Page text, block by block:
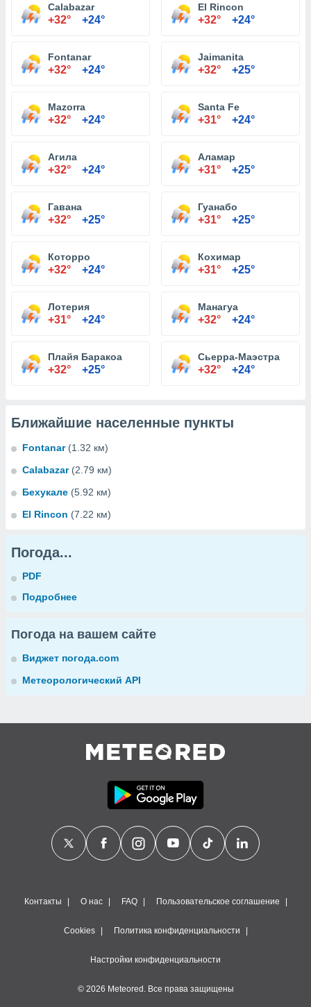
Calabazar
+32° +24°
El Rincon
+32° +24°
Fontanar
+32° +24°
Jaimanita
+32° +25°
Mazorra
+32° +24°
Santa Fe
+31° +24°
Агила
+32° +24°
Аламар
+31° +25°
Гавана
+32° +25°
Гуанабо
+31° +25°
Которро
+32° +24°
Кохимар
+31° +25°
Лотерия
+31° +24°
Манагуа
+32° +24°
Плайя Баракоа
+32° +25°
Сьерра-Маэстра
+32° +24°
Ближайшие населенные пункты
Fontanar (1.32 км)
Calabazar (2.79 км)
Бехукале (5.92 км)
El Rincon (7.22 км)
Погода...
PDF
Подробнее
Погода на вашем сайте
Виджет погода.com
Метеорологический API
Контакты О нас FAQ Пользовательское соглашение
Cookies Политика конфиденциальности
Настройки конфиденциальности
© 2026 Meteored. Все права защищены